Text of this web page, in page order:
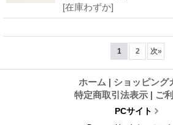
[在庫わずか]
1 2 次»
ホーム | ショッピング
特定商取引法表示 | ご
PCサイト